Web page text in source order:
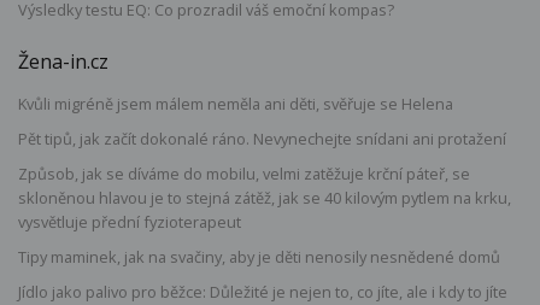
Výsledky testu EQ: Co prozradil váš emoční kompas?
Žena-in.cz
Kvůli migréně jsem málem neměla ani děti, svěřuje se Helena
Pět tipů, jak začít dokonalé ráno. Nevynechejte snídani ani protažení
Způsob, jak se díváme do mobilu, velmi zatěžuje krční páteř, se
skloněnou hlavou je to stejná zátěž, jak se 40 kilovým pytlem na krku,
vysvětluje přední fyzioterapeut
Tipy maminek, jak na svačiny, aby je děti nenosily nesnědené domů
Jídlo jako palivo pro běžce: Důležité je nejen to, co jíte, ale i kdy to jíte